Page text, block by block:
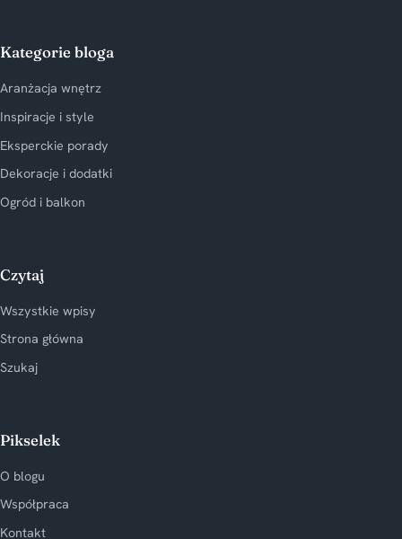
Kategorie bloga
Aranżacja wnętrz
Inspiracje i style
Eksperckie porady
Dekoracje i dodatki
Ogród i balkon
Czytaj
Wszystkie wpisy
Strona główna
Szukaj
Pikselek
O blogu
Współpraca
Kontakt